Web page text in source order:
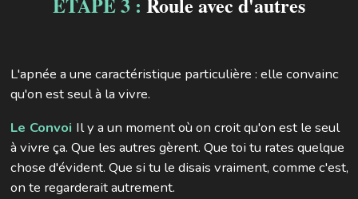
L'apnée a une caractéristique particulière : elle convainc
qu'on est seul à la vivre.
Le Convoi Il y a un moment où on croit qu'on est le seul
à vivre ça. Que les autres gèrent. Que toi tu rates quelque
chose d'évident. Que si tu le disais vraiment, comme c'est,
on te regarderait autrement.